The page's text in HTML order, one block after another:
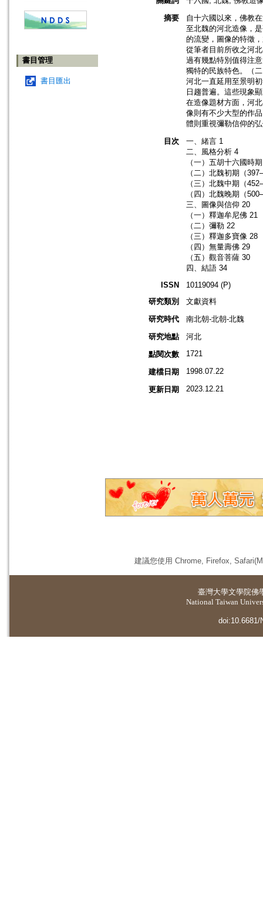
書目管理
書目匯出
摘要
自十六國以來，佛教
至北魏的河北造像，
的流變，圖像的特徵
從筆者目前所收之河
過有幾點特別值得注
獨特的民族特色。（
河北一直延用至景明
日趨普遍。這些現象
在造像題材方面，河
像則有不少大型的作
體則重視彌勒信仰的
目次
一、緒言 1
二、風格分析 4
（一）五胡十六國時
（二）北魏初期（
（三）北魏中期（
（四）北魏晚期（
三、圖像與信仰 20
（一）釋迦牟尼佛 21
（二）彌勒 22
（三）釋迦多寶像 28
（四）無量壽佛 29
（五）觀音菩薩 30
四、結語 34
ISSN
10119094 (P)
研究類別
文獻資料
研究時代
南北朝-北朝-北魏
研究地點
河北
點閱次數
1721
建檔日期 1998.07.22
更新日期 2023.12.21
建議您使用 Chrome, Firefox,
臺灣大學文學院佛
National Taiwan
doi:10.6681/